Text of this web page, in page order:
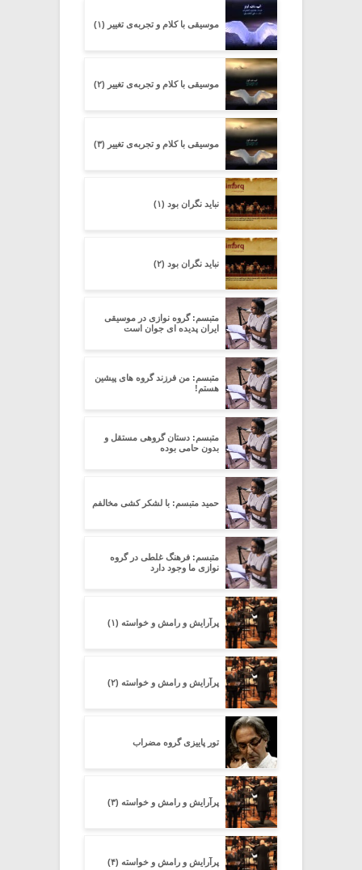
موسیقی با کلام و تجربه‌ی تغییر (۱)
موسیقی با کلام و تجربه‌ی تغییر (۲)
موسیقی با کلام و تجربه‌ی تغییر (۳)
نباید نگران بود (۱)
نباید نگران بود (۲)
متبسم: گروه نوازی در موسیقی
ایران پدیده ای جوان است
متبسم: من فرزند گروه های پیشین
هستم!
متبسم: دستان گروهی مستقل و
بدون حامی بوده
حمید متبسم: با لشکر کشی مخالفم
متبسم: فرهنگ غلطی در گروه
نوازی ما وجود دارد
پرآرایش و رامش و خواسته (۱)
پرآرایش و رامش و خواسته (۲)
تور پاییزی گروه مضراب
پرآرایش و رامش و خواسته (۳)
پرآرایش و رامش و خواسته (۴)